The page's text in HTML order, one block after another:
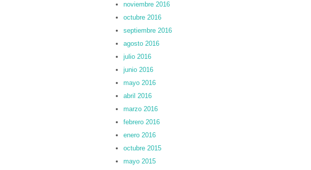
noviembre 2016
octubre 2016
septiembre 2016
agosto 2016
julio 2016
junio 2016
mayo 2016
abril 2016
marzo 2016
febrero 2016
enero 2016
octubre 2015
mayo 2015